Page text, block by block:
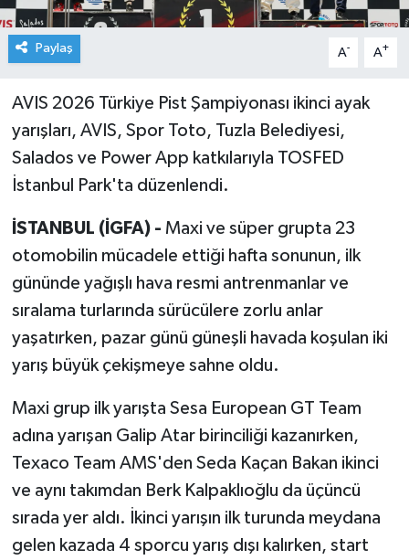
Paylaş A- A+
AVIS 2026 Türkiye Pist Şampiyonası ikinci ayak
yarışları, AVIS, Spor Toto, Tuzla Belediyesi,
Salados ve Power App katkılarıyla TOSFED
İstanbul Park'ta düzenlendi.
İSTANBUL (İGFA) - Maxi ve süper grupta 23
otomobilin mücadele ettiği hafta sonunun, ilk
gününde yağışlı hava resmi antrenmanlar ve
sıralama turlarında sürücülere zorlu anlar
yaşatırken, pazar günü güneşli havada koşulan iki
yarış büyük çekişmeye sahne oldu.
Maxi grup ilk yarışta Sesa European GT Team
adına yarışan Galip Atar birinciliği kazanırken,
Texaco Team AMS'den Seda Kaçan Bakan ikinci
ve aynı takımdan Berk Kalpaklıoğlu da üçüncü
sırada yer aldı. İkinci yarışın ilk turunda meydana
gelen kazada 4 sporcu yarış dışı kalırken, start